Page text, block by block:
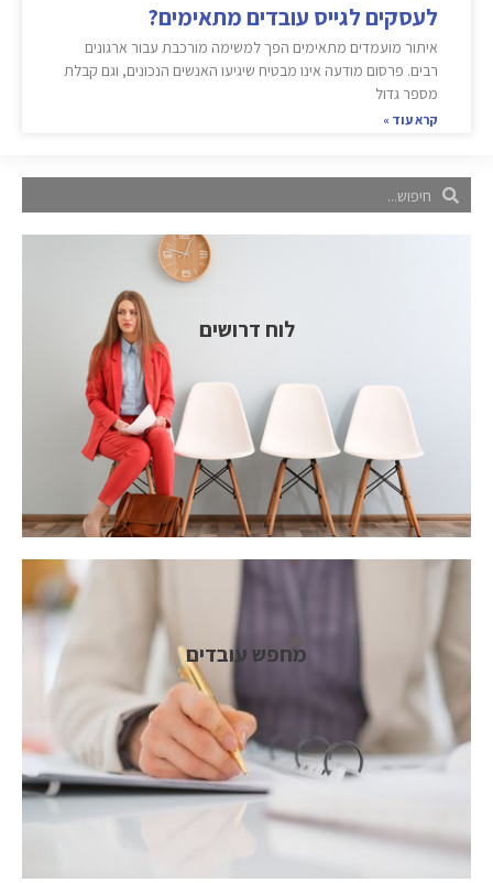
לעסקים לגייס עובדים מתאימים?
איתור מועמדים מתאימים הפך למשימה מורכבת עבור ארגונים
רבים. פרסום מודעה אינו מבטיח שיגיעו האנשים הנכונים, וגם קבלת
מספר גדול
קרא עוד »
לוח דרושים
מחפש עובדים